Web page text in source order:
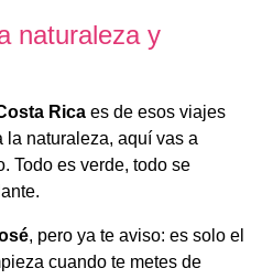
naturaleza y
Rica es de esos viajes
la naturaleza, aquí vas a
Todo es verde, todo se
, pero ya te aviso: es solo el
cuando te metes de